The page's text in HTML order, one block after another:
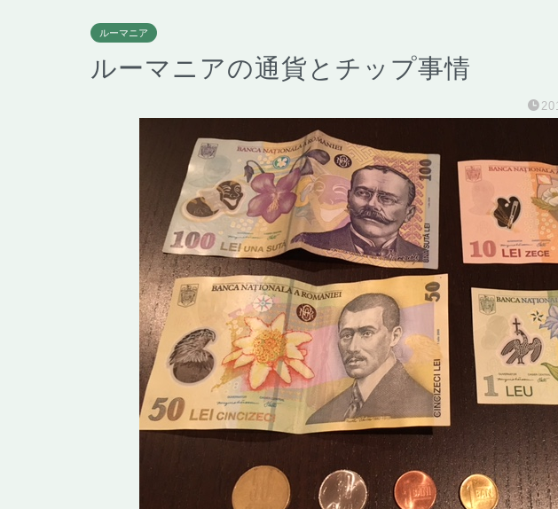
ルーマニア
ルーマニアの通貨とチップ事情